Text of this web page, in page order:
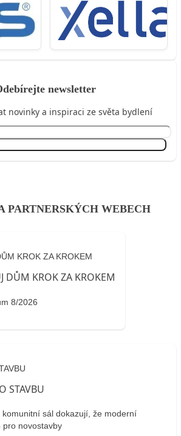
newsletter
novinky a inspiraci ze světa bydlení
PARTNERSKÝCH WEBECH
KROK ZA KROKEM
8/2026
komunitní sál dokazují, že moderní
pro novostavby